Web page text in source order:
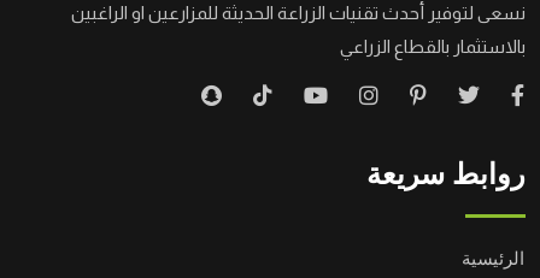
نسعى لتوفير أحدث تقنيات الزراعة الحديثة للمزارعين او الراغبين
بالاستثمار بالقطاع الزراعي
روابط سريعة
الرئيسية